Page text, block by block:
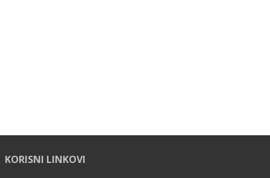
KORISNI LINKOVI